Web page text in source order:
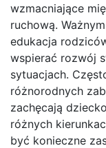
wzmacniające
ruchową.
edukacja
wspierać rozwój
sytuacjach.
różnorodnych
zachęcają
różnych
być konieczne